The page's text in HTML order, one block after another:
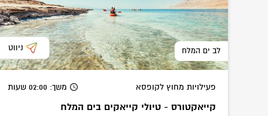
לב ים המלח ניווט
פעילויות מחוץ לקופסא משך: 02:00 שעות
קייאקטורס - טיולי קייאקים בים המלח